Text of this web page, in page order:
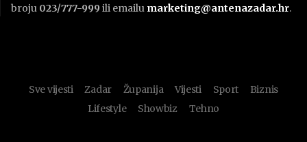
broju 023/777-999 ili emailu marketing@antenazadar.hr.
Sve vijesti Zadar Županija Vijesti Sport
Biznis
Lifestyle
Showbiz Tehno